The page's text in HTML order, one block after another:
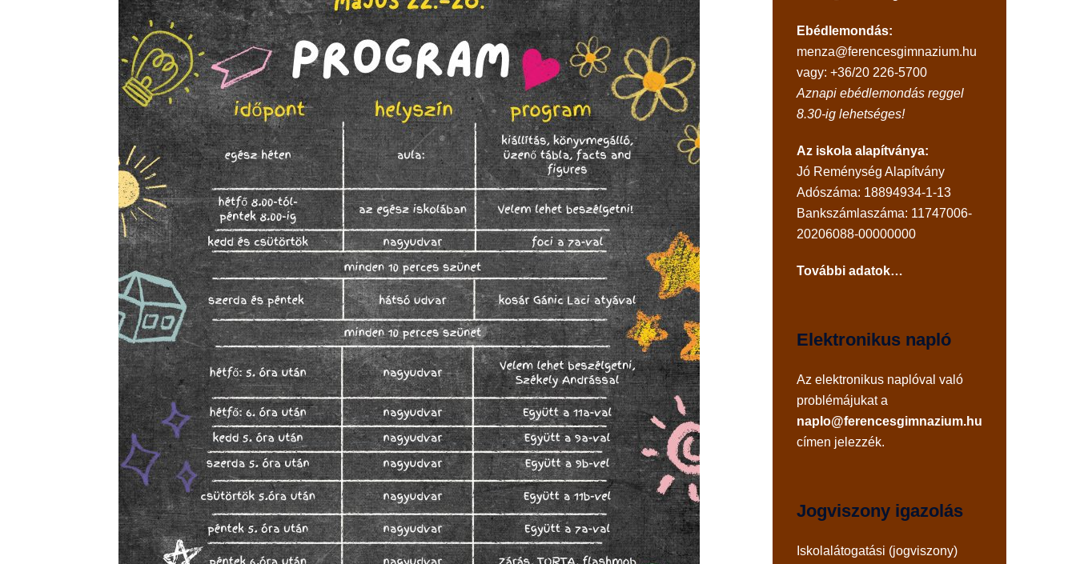
Ebédlemondás:
menza@ferencesgimnazium.hu
vagy: +36/20 226-5700
Aznapi ebédlemondás reggel
8.30-ig lehetséges!
Az iskola alapítványa:
Jó Reménység Alapítvány
Adószáma: 18894934-1-13
Bankszámlaszáma: 11747006-
20206088-00000000
További adatok…
Elektronikus napló
Az elektronikus naplóval való
problémájukat a
naplo@ferencesgimnazium.hu
címen jelezzék.
Jogviszony igazolás
Iskolalátogatási (jogviszony)